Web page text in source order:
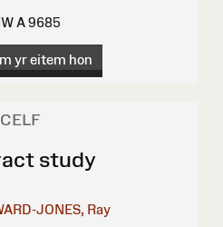
A 9685
yr eitem hon
CELF
study
JONES, Ray